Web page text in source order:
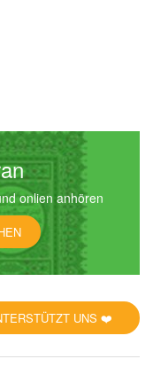
onlien anhören
UNS ❤️